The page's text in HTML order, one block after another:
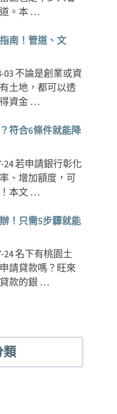
。本 …
南！管道、文
03 不論是創業或資
土地，都可以透
資金 …
符合6條件就能降
24 若申請銀行彰化
、增加額度，可
本文 …
！只需5步驟就能
24 名下有桃園土
請貸款嗎？旺來
款的銀 …
類